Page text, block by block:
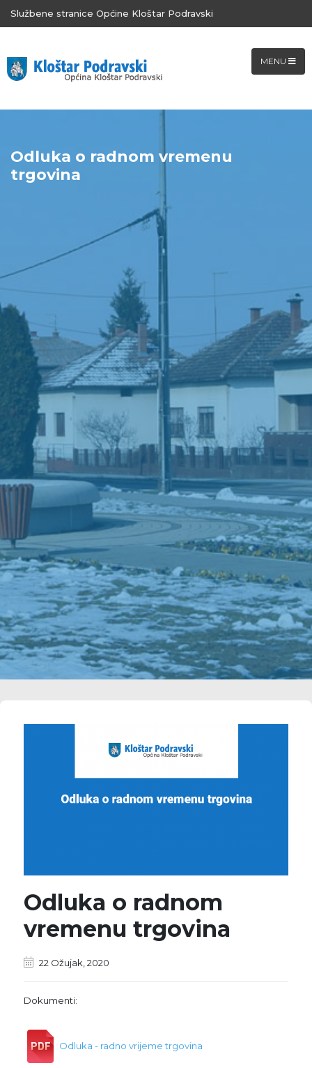
Službene stranice Općine Kloštar Podravski
MENU
Odluka o radnom vremenu
trgovina
Odluka o radnom
vremenu trgovina
22 Ožujak, 2020
Dokumenti:
Odluka - radno vrijeme trgovina